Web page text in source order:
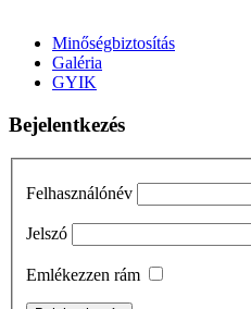
Minőségbiztosítás
Galéria
GYIK
Bejelentkezés
Felhasználónév
Jelszó
Emlékezzen rám